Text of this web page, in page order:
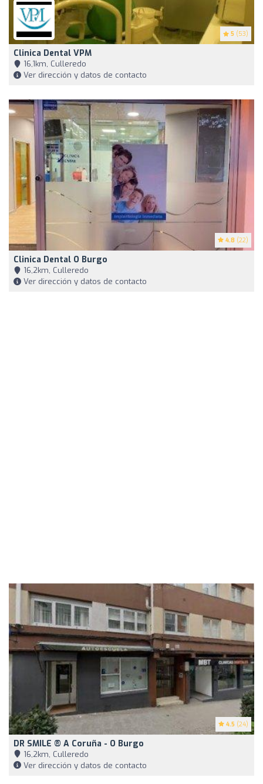
5 (53)
Clinica Dental VPM
16,1km, Culleredo
Ver dirección y datos de contacto
4.8 (22)
Clinica Dental O Burgo
16,2km, Culleredo
Ver dirección y datos de contacto
4.5 (24)
DR SMILE ® A Coruña - O Burgo
16,2km, Culleredo
Ver dirección y datos de contacto